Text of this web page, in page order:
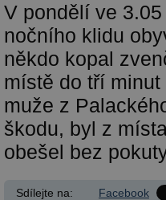
V pondělí ve
nočního klidu
někdo kopal
místě do tří
muže z
škodu, byl z
obešel bez
Sdílejte na: Facebook